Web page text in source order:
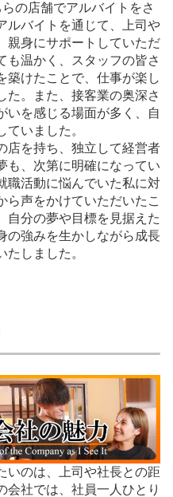
の店舗でアルバイトをさ
ルバイトを通じて、上司や
親身にサポートしていただ
も温かく、スタッフの皆さ
築けたことで、仕事が楽し
た。また、接客業の奥深さ
いを感じる場面が多く、自
いました。
店を持ち、独立して経営者
も、次第に明確になってい
職活動に悩んでいた私に対
ら声をかけていただいたこ
自分の夢や目標を見据えた
の強みを生かしながら成長
しました。
いのは、上司や社長との距
会社では、社員一人ひとり